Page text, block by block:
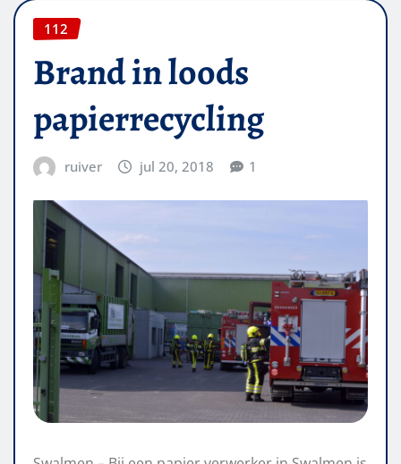
112
Brand in loods
papierrecycling
ruiver jul 20, 2018 1